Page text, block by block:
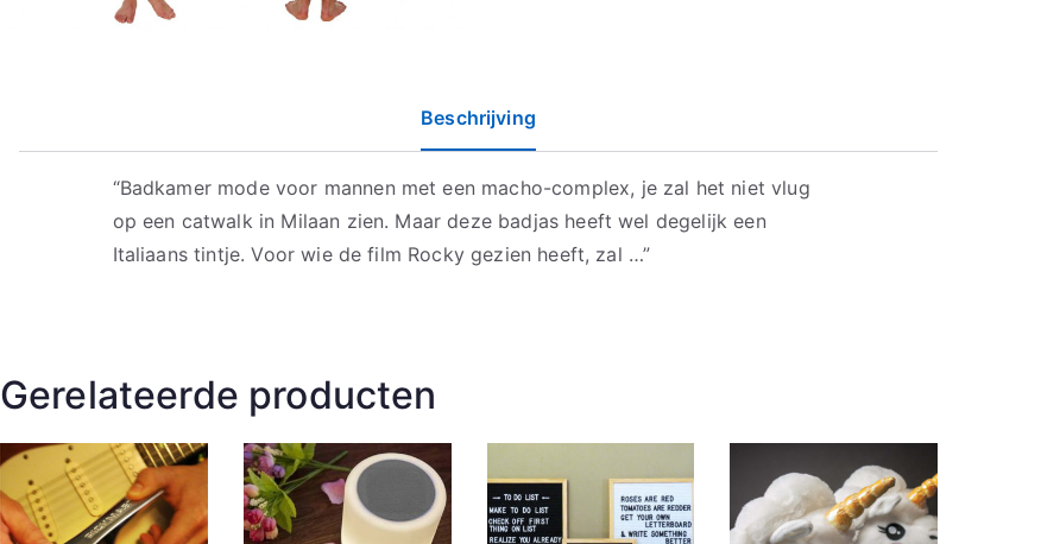
Beschrijving
“Badkamer mode voor mannen met een macho-complex, je zal het niet vlug
op een catwalk in Milaan zien. Maar deze badjas heeft wel degelijk een
Italiaans tintje. Voor wie de film Rocky gezien heeft, zal …”
Gerelateerde producten